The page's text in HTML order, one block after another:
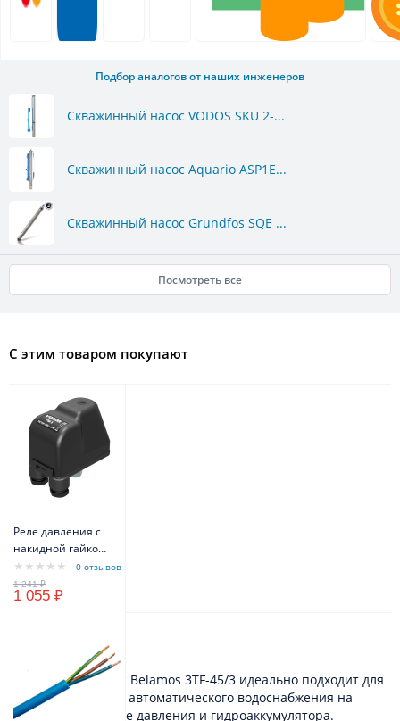
Подбор аналогов от наших инженеров
Скважинный насос VODOS SKU 2-...
Скважинный насос Aquario ASP1E...
Скважинный насос Grundfos SQE ...
Посмотреть все
С этим товаром покупают
Реле давления с
накидной гайкой
VODOS PM/5 1/4" -
FG 16A(10A) IP44
0 отзывов
1 055 ₽
Описание
Скважинный насос Belamos 3TF-45/3 идеально подходит для
работы в системах автоматического водоснабжения на
основе насоса, реле давления и гидроаккумулятора.